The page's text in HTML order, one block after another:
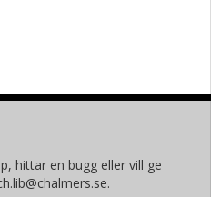
hittar en bugg eller vill ge